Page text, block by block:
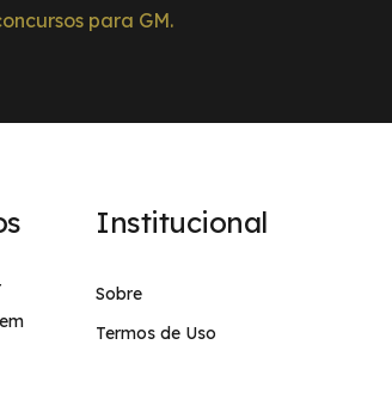
para GM.
Institucional
Sobre
Termos de Uso